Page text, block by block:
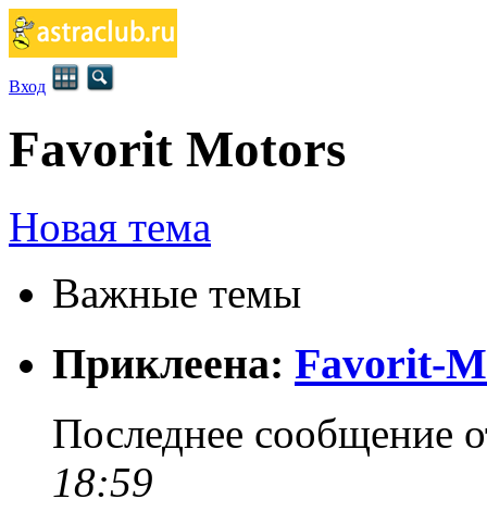
Вход
Favorit Motors
Новая тема
Важные темы
Приклеена: Favorit-
Последнее сообщение
18:59